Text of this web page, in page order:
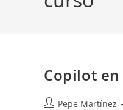
Copilot
AutorPepe Martínez